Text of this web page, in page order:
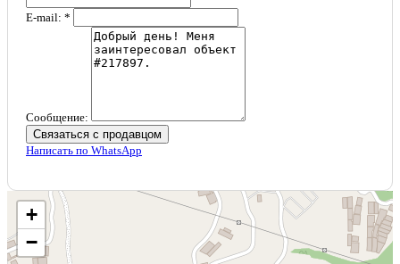
E-mail: *
Сообщение:
Связаться с продавцом
Написать по WhatsApp
+
−